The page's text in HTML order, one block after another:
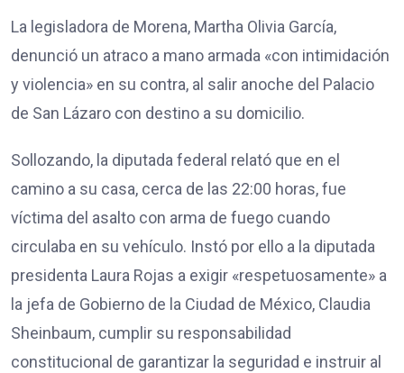
La legisladora de Morena, Martha Olivia García,
denunció un atraco a mano armada «con intimidación
y violencia» en su contra, al salir anoche del Palacio
de San Lázaro con destino a su domicilio.
Sollozando, la diputada federal relató que en el
camino a su casa, cerca de las 22:00 horas, fue
víctima del asalto con arma de fuego cuando
circulaba en su vehículo. Instó por ello a la diputada
presidenta Laura Rojas a exigir «respetuosamente» a
la jefa de Gobierno de la Ciudad de México, Claudia
Sheinbaum, cumplir su responsabilidad
constitucional de garantizar la seguridad e instruir al